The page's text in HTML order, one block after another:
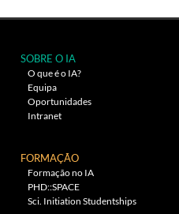
SOBRE O IA
O que é o IA?
Equipa
Oportunidades
Intranet
FORMAÇÃO
Formação no IA
PHD::SPACE
Sci. Initiation Studentships